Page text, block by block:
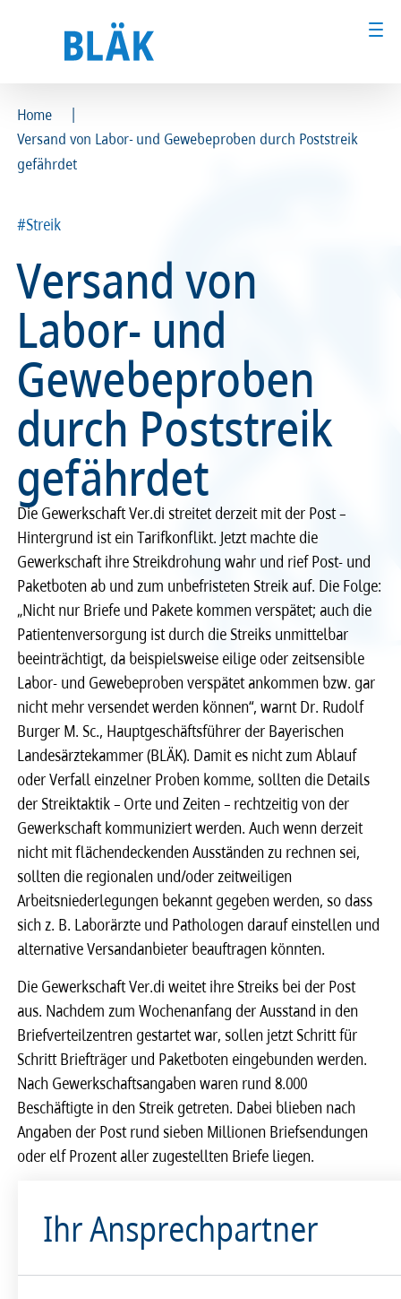
Ärztinnen und Ärzte
Kammer & Politik
Presse
Karriere
Recht
Service & Kontakt
meineBLÄK
Ärztinnen und Ärzte
Kammer & Politik
Presse
Karriere
Recht
Service & Kontakt
meineBLÄK
Home
|
Versand von Labor- und Gewebeproben durch Poststreik
gefährdet
#Streik
Versand von
Labor- und
Gewebeproben
durch Poststreik
gefährdet
Die Gewerkschaft Ver.di streitet derzeit mit der Post –
Hintergrund ist ein Tarifkonflikt. Jetzt machte die
Gewerkschaft ihre Streikdrohung wahr und rief Post- und
Paketboten ab und zum unbefristeten Streik auf. Die Folge:
„Nicht nur Briefe und Pakete kommen verspätet; auch die
Patientenversorgung ist durch die Streiks unmittelbar
beeinträchtigt, da beispielsweise eilige oder zeitsensible
Labor- und Gewebeproben verspätet ankommen bzw. gar
nicht mehr versendet werden können“, warnt Dr. Rudolf
Burger M. Sc., Hauptgeschäftsführer der Bayerischen
Landesärztekammer (BLÄK). Damit es nicht zum Ablauf
oder Verfall einzelner Proben komme, sollten die Details
der Streiktaktik – Orte und Zeiten – rechtzeitig von der
Gewerkschaft kommuniziert werden. Auch wenn derzeit
nicht mit flächendeckenden Ausständen zu rechnen sei,
sollten die regionalen und/oder zeitweiligen
Arbeitsniederlegungen bekannt gegeben werden, so dass
sich z. B. Laborärzte und Pathologen darauf einstellen und
alternative Versandanbieter beauftragen könnten.
Die Gewerkschaft Ver.di weitet ihre Streiks bei der Post
aus. Nachdem zum Wochenanfang der Ausstand in den
Briefverteilzentren gestartet war, sollen jetzt Schritt für
Schritt Briefträger und Paketboten eingebunden werden.
Nach Gewerkschaftsangaben waren rund 8.000
Beschäftigte in den Streik getreten. Dabei blieben nach
Angaben der Post rund sieben Millionen Briefsendungen
oder elf Prozent aller zugestellten Briefe liegen.
Ihr Ansprechpartner